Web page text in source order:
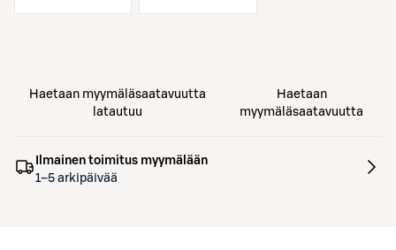
Haetaan myymäläsaatavuutta
latautuu
Haetaan
myymäläsaatavuutta
Ilmainen toimitus myymälään
1–5 arkipäivää